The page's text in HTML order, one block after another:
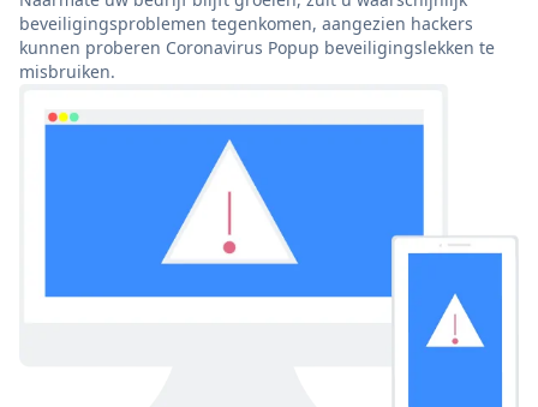
beveiligingsproblemen tegenkomen, aangezien hackers
kunnen proberen Coronavirus Popup beveiligingslekken te
misbruiken.